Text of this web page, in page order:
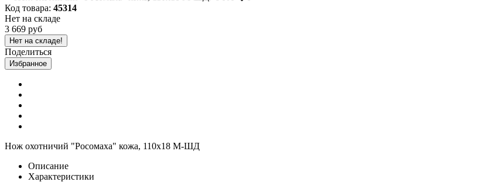
Код товара: 45314
Нет на складе
3 669 руб
Нет на складе!
Поделиться
Избранное
Нож охотничий "Росомаха" кожа, 110х18 М-ШД
Описание
Характеристики